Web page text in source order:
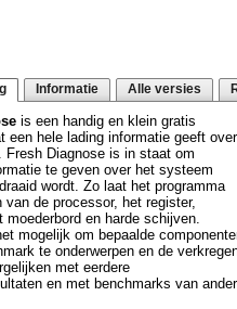
Informatie Alle versies
is een handig en klein gratis
een hele lading informatie geeft over
Fresh Diagnose is in staat om
te geven over het systeem
wordt. Zo laat het programma
van de processor, het register,
moederbord en harde schijven.
mogelijk om bepaalde
te onderwerpen en de
met eerdere
en met benchmarks van